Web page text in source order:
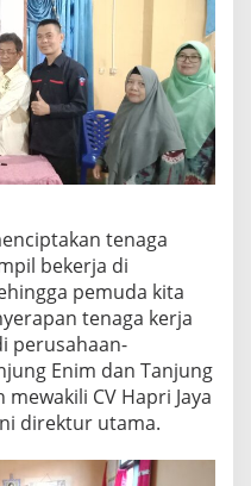
tenaga
bekerja di
pemuda kita
tenaga kerja
perusahaan-
Enim dan Tanjung
CV Hapri Jaya
direktur utama.